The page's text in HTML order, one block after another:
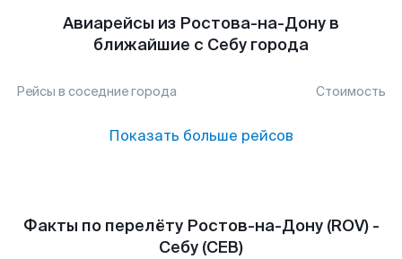
Авиарейсы из Ростова-на-Дону в
ближайшие с Себу города
Рейсы в соседние города Стоимость
Показать больше рейсов
Факты по перелёту Ростов-на-Дону (ROV) -
Себу (CEB)